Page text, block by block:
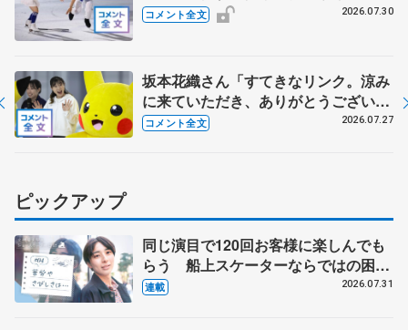
合同様の迫力を 【THE DESTINYリ
コメント全文 2026.07.30
坂本花織さん「すてきなリンク。涼み
に来ていただき、ありがとうございま
す」 シスメックスのリンク開場１周
コメント全文 2026.07.27
ピックアップ
同じ演目で120回お客様に楽しんでも
らう 船上スケーターならではの困難
とは 影響あったPIW前キャプテン松
連載 2026.07.31